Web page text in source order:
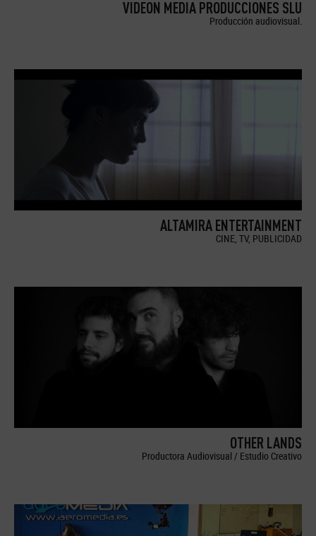
VIDEON MEDIA PRODUCCIONES SLU
Producción audiovisual.
ALTAMIRA ENTERTAINMENT
CINE, TV, PUBLICIDAD
OTHER LANDS
Productora Audiovisual / Estudio Creativo